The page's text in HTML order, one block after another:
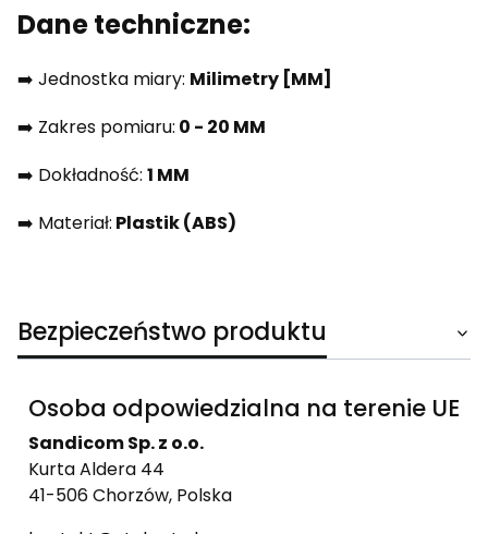
Dane techniczne:
➡️ Jednostka miary: Milimetry [MM]
➡️ Zakres pomiaru: 0 - 20 MM
➡️ Dokładność: 1 MM
➡️ Materiał: Plastik (ABS)
Bezpieczeństwo produktu
Osoba odpowiedzialna na terenie UE
Sandicom Sp. z o.o.
Kurta Aldera 44
41-506 Chorzów, Polska